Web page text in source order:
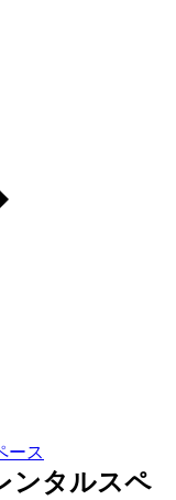
ース
ンタルスペ